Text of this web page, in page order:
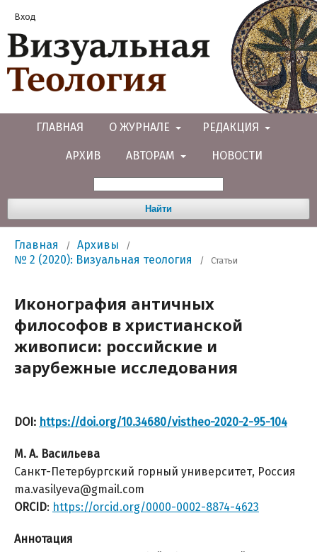
ГЛАВНАЯ О ЖУРНАЛЕ РЕДАКЦИЯ
АРХИВ АВТОРАМ НОВОСТИ
Найти
Вход
Главная / Архивы /
№ 2 (2020): Визуальная теология / Статьи
Иконография античных
философов в христианской
живописи: российские и
зарубежные исследования
DOI: https://doi.org/10.34680/vistheo-2020-2-95-104
М. А. Васильева
Санкт-Петербургский горный университет, Россия
ma.vasilyeva@gmail.com
ORCID: https://orcid.org/0000-0002-8874-4623
Аннотация